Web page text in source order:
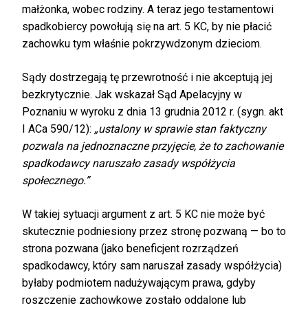
małżonka, wobec rodziny. A teraz jego testamentowi
spadkobiercy powołują się na art. 5 KC, by nie płacić
zachowku tym właśnie pokrzywdzonym dzieciom.
Sądy dostrzegają tę przewrotność i nie akceptują jej
bezkrytycznie. Jak wskazał Sąd Apelacyjny w
Poznaniu w wyroku z dnia 13 grudnia 2012 r. (sygn. akt
I ACa 590/12): „ustalony w sprawie stan faktyczny
pozwala na jednoznaczne przyjęcie, że to zachowanie
spadkodawcy naruszało zasady współżycia
społecznego.”
W takiej sytuacji argument z art. 5 KC nie może być
skutecznie podniesiony przez stronę pozwaną — bo to
strona pozwana (jako beneficjent rozrządzeń
spadkodawcy, który sam naruszał zasady współżycia)
byłaby podmiotem nadużywającym prawa, gdyby
roszczenie zachowkowe zostało oddalone lub